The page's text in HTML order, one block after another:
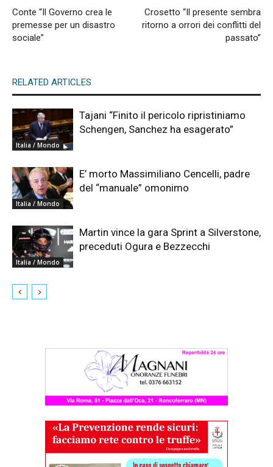
Conte “Il Governo crea le
premesse per un disastro
sociale”
Crosetto “Il presente sembra
ritorno a orrori dei conflitti del
passato”
RELATED ARTICLES
Italia / Mondo
Tajani “Finito il pericolo ripristiniamo
Schengen, Sanchez ha esagerato”
Italia / Mondo
E’ morto Massimiliano Cencelli, padre
del “manuale” omonimo
Italia / Mondo
Martin vince la gara Sprint a Silverstone,
preceduti Ogura e Bezzecchi